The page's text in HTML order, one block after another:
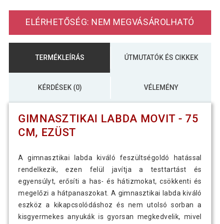
ELÉRHETŐSÉG: NEM MEGVÁSÁROLHATÓ
TERMÉKLEÍRÁS ÚTMUTATÓK ÉS CIKKEK
KÉRDÉSEK (0) VÉLEMÉNY
GIMNASZTIKAI LABDA MOVIT - 75
CM, EZÜST
A gimnasztikai labda kiváló feszültségoldó hatással
rendelkezik, ezen felül javítja a testtartást és
egyensúlyt, erősíti a has- és hátizmokat, csökkenti és
megelőzi a hátpanaszokat. A gimnasztikai labda kiváló
eszköz a kikapcsolódáshoz és nem utolsó sorban a
kisgyermekes anyukák is gyorsan megkedvelik, mivel